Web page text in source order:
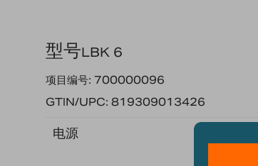
型号LBK 6
项目编号: 700000096
GTIN/UPC: 819309013426
电源